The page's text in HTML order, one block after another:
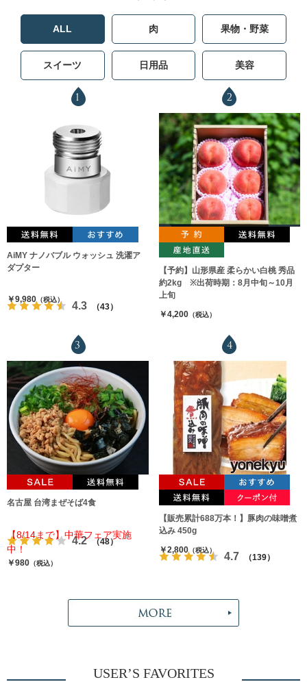
ALL 肉 果物・野菜
スイーツ 日用品 美容
1
AiMY ナノバブル ウォッシュ 洗濯ア
ダプター
4.3 （43）
￥9,980（税込）
2
【予約】山形県産 柔らかい白桃 秀品
約2kg ※出荷時期：8月中旬～10月
上旬
￥4,200（税込）
3
名古屋 台湾まぜそば4食
4.2 （48）
【8/14まで】中華フェア実施
中！
￥980 （税込）
4
【販売累計688万本！】豚肉の味噌煮
込み 450g
4.7 （139）
￥2,800（税込）
USER’S FAVORITES